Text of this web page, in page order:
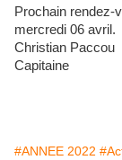
Prochain rendez-
mercredi 06 avril.
Christian Paccou
Capitaine
#ANNEE 2022